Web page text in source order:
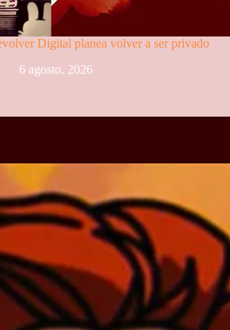
Digital planea volver a ser privado
6 agosto, 2026